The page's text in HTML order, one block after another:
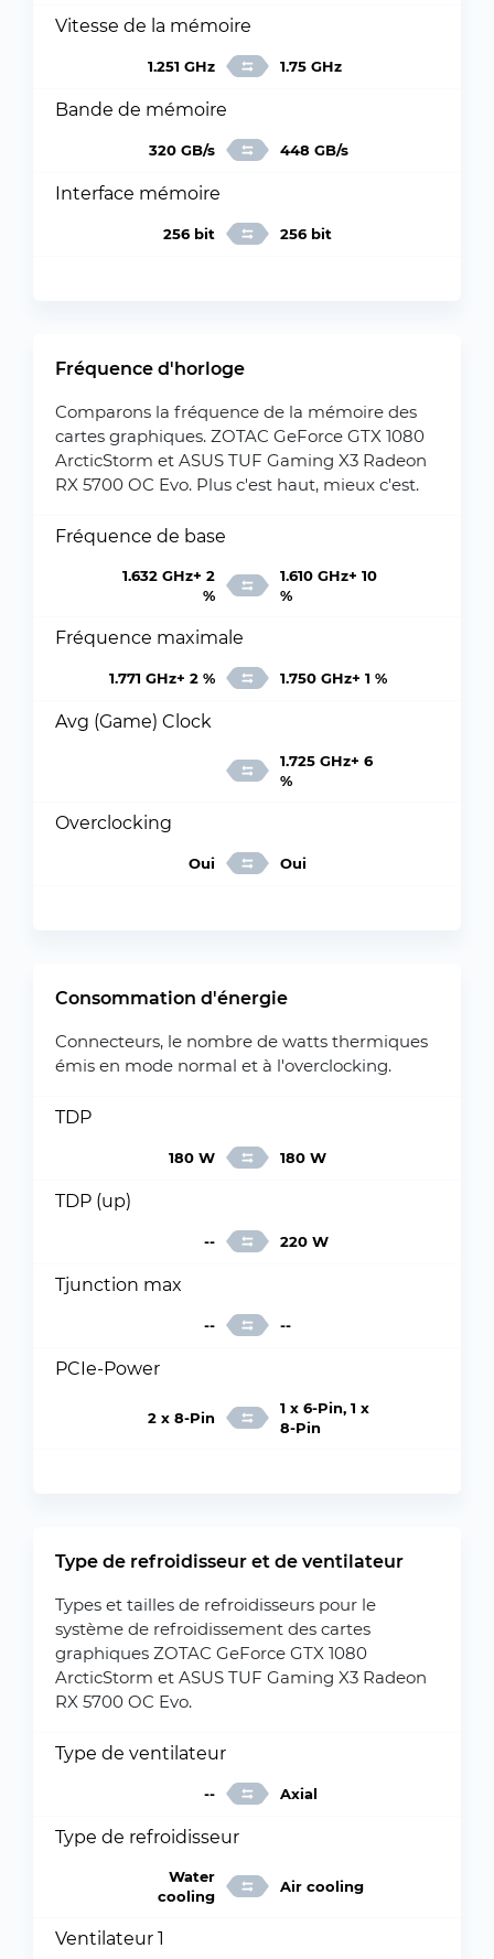
Vitesse de la mémoire
1.251 GHz 1.75 GHz
Bande de mémoire
320 GB/s 448 GB/s
Interface mémoire
256 bit 256 bit
Fréquence d'horloge
Comparons la fréquence de la mémoire des
cartes graphiques. ZOTAC GeForce GTX 1080
ArcticStorm et ASUS TUF Gaming X3 Radeon
RX 5700 OC Evo. Plus c'est haut, mieux c'est.
Fréquence de base
1.632 GHz+ 2
%
1.610 GHz+ 10
%
Fréquence maximale
1.771 GHz+ 2 % 1.750 GHz+ 1 %
Avg (Game) Clock
1.725 GHz+ 6
%
Overclocking
Oui Oui
Consommation d'énergie
Connecteurs, le nombre de watts thermiques
émis en mode normal et à l'overclocking.
TDP
180 W 180 W
TDP (up)
-- 220 W
Tjunction max
-- --
PCIe-Power
2 x 8-Pin
1 x 6-Pin, 1 x
8-Pin
Type de refroidisseur et de ventilateur
Types et tailles de refroidisseurs pour le
système de refroidissement des cartes
graphiques ZOTAC GeForce GTX 1080
ArcticStorm et ASUS TUF Gaming X3 Radeon
RX 5700 OC Evo.
Type de ventilateur
-- Axial
Type de refroidisseur
Water
cooling
Air cooling
Ventilateur 1